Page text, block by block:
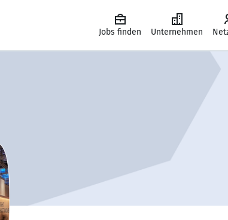
Jobs finden Unternehmen